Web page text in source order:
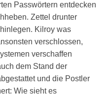
Passwörtern entdecken
Zettel drunter
Kilroy was
verschlossen,
verschaffen
dem Stand der
und die Postler
Wie sieht es